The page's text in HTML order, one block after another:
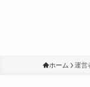
ホーム 運営